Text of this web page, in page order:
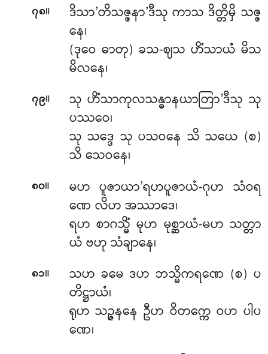
၇၈။
ဒိသာ’တိသဇ္ဇနာ’ဒီသု ကာသ ဒိတ္တိမှိ သဇ္ဇ
နေ၊
(ဒုဝေ ဓာတု) ခသ-ဈသ ဟိံသာယံ မိသ
မိလနေ၊
၇၉။
သု ဟိံသာကုလသန္ဓာနယာတြာ’ဒီသု သု
ပဿဝေ၊
သု သဒ္ဒေ သု ပသဝနေ သိ သယေ (စ)
သိ သေဝနေ၊
၈၀။
မဟ ပူဇာယာ’ရဟပူဇာယံ-ဂုဟ သံဝရ
ဏေ လိဟ အဿာဒေ၊
ရဟ စာဂသ္မိံ မုဟ မုစ္ဆာယံ-မဟ သတ္တာ
ယံ ဗဟု သံချာနေ၊
၈၁။
သဟ ခမေ ဒဟ ဘသ္မိကရဏေ (စ) ပ
တိဋ္ဌာယံ၊
ရုဟ သဉ္ဇနနေ ဦဟ ဝိတက္ကေ ဝဟ ပါပ
ဏေ၊